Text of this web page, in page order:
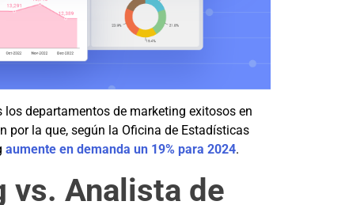
departamentos de marketing exitosos en
por la que, según la Oficina de Estadísticas
aumente en demanda un 19% para 2024.
vs. Analista de